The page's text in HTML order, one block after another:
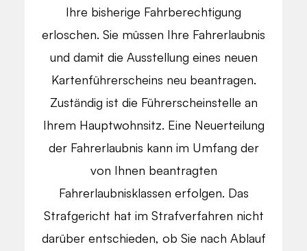
Ihre bisherige Fahrberechtigung
erloschen. Sie müssen Ihre Fahrerlaubnis
und damit die Ausstellung eines neuen
Kartenführerscheins neu beantragen.
Zuständig ist die Führerscheinstelle an
Ihrem Hauptwohnsitz. Eine Neuerteilung
der Fahrerlaubnis kann im Umfang der
von Ihnen beantragten
Fahrerlaubnisklassen erfolgen. Das
Strafgericht hat im Strafverfahren nicht
darüber entschieden, ob Sie nach Ablauf